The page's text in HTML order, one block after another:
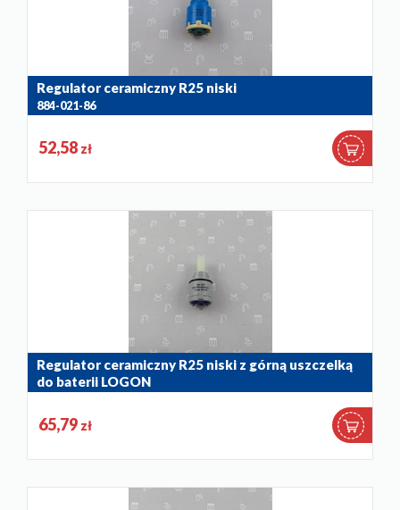
Regulator ceramiczny R25 niski
884-021-86
52,58 zł
Regulator ceramiczny R25 niski z górną uszczelką
do baterii LOGON
65,79 zł